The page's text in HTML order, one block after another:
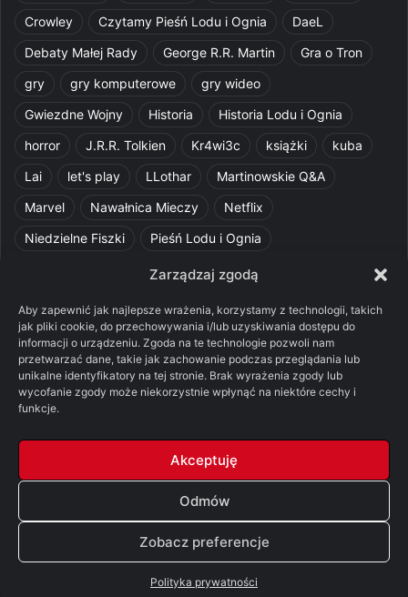
Zarządzaj zgodą
Aby zapewnić jak najlepsze wrażenia, korzystamy z technologii, takich
jak pliki cookie, do przechowywania i/lub uzyskiwania dostępu do
informacji o urządzeniu. Zgoda na te technologie pozwoli nam
przetwarzać dane, takie jak zachowanie podczas przeglądania lub
unikalne identyfikatory na tej stronie. Brak wyrażenia zgody lub
wycofanie zgody może niekorzystnie wpłynąć na niektóre cechy i
funkcje.
Akceptuję
Odmów
Zobacz preferencje
Polityka prywatności
Crowley
Czytamy Pieśń Lodu i Ognia
DaeL
Debaty Małej Rady
George R.R. Martin
Gra o Tron
gry
gry komputerowe
gry wideo
Gwiezdne Wojny
Historia
Historia Lodu i Ognia
horror
J.R.R. Tolkien Kr4wi3c książki
kuba
Lai
let's play LLothar
Martinowskie Q&A
Marvel
Nawałnica Mieczy
Netflix
Niedzielne Fiszki
Pieśń Lodu i Ognia
Pquelim
Pytania do maesterów
recenzja książki
Ród Smoka Silmarillion
SithFrog
Starcie Królów
Star Wars
Szalone Teorie
Tolkienowskie Q&A
Voo
Wieści z Cytadeli
© Copyright 2026, All Rights Reserved | FSGK.PL
Facebook
X YouTubeDiscord